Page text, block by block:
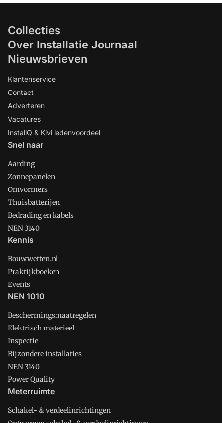
Collecties
Over Installatie Journaal
Nieuwsbrieven
Klantenservice
Contact
Adverteren
Vacatures
InstallQ & Kivi ledenvoordeel
Snel naar
Aarding
Zonnepanelen
Omvormers
Thuisbatterijen
Bedrading en kabels
NEN 3140
Kennis
Bouwwetten.nl
Praktijkboeken
Events
NEN 1010
Beschermingsmaatregelen
Elektrisch materieel
Inspectie
Bijzondere installaties
NEN 3140
Power Quality
Meterruimte
Schakel- & verdeelinrichtingen